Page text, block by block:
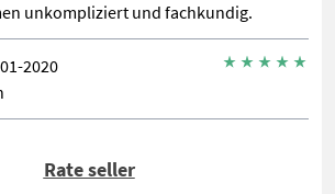
unkompliziert und fachkundig.
2020
Rate seller